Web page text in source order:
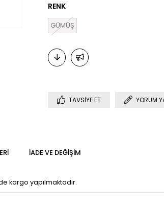
RENK
GÜMÜŞ
TAVSIYE ET YORUM
İADE VE DEĞIŞIM
kargo yapılmaktadır.